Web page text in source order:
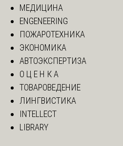
МЕДИЦИНА
ENGENEERING
ПОЖАРОТЕХНИКА
ЭКОНОМИКА
АВТОЭКСПЕРТИЗА
О Ц Е Н К А
ТОВАРОВЕДЕНИЕ
ЛИНГВИСТИКА
INTELLECT
LIBRARY